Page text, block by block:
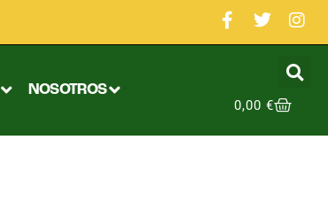
NOSOTROS
0,00 €